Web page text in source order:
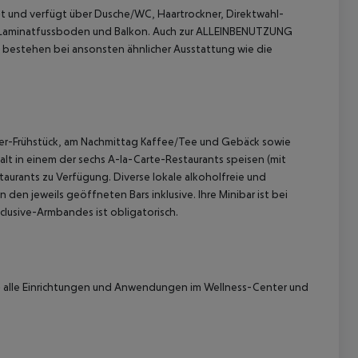
und verfügt über Dusche/WC, Haartrockner, Direktwahl-
und Balkon. Auch zur ALLEINBENUTZUNG
bestehen bei ansonsten ähnlicher Ausstattung wie die
Frühstück, am Nachmittag Kaffee/Tee und Gebäck sowie
in einem der sechs A-la-Carte-Restaurants speisen (mit
zu Verfügung. Diverse lokale alkoholfreie und
den jeweils geöffneten Bars inklusive. Ihre Minibar ist bei
Armbandes ist obligatorisch.
alle Einrichtungen und Anwendungen im Wellness-Center und